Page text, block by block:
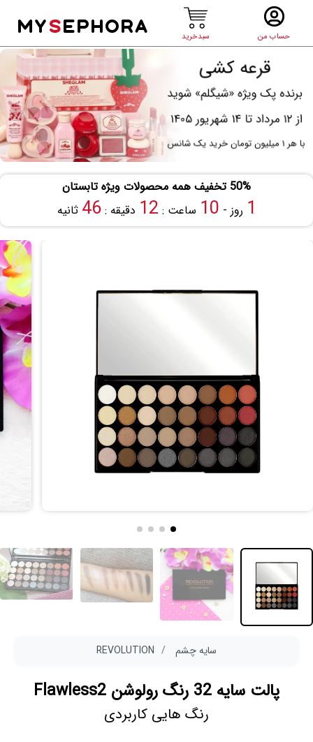
حساب من سبدخرید
MYSEPHORA
50% تخفیف همه محصولات ویژه تابستان
1 روز - 10 ساعت : 12 دقیقه :45 ثانیه
سایه چشم REVOLUTION
پالت سایه 32 رنگ رولوشن Flawless2
رنگ هایی کاربردی